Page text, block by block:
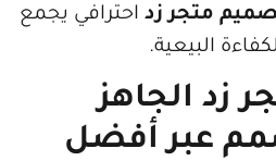
زداحترافي يجمع
أفضل